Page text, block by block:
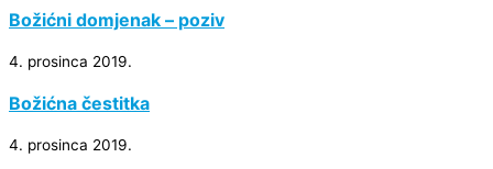
Božićni domjenak – poziv
4. prosinca 2019.
Božićna čestitka
4. prosinca 2019.